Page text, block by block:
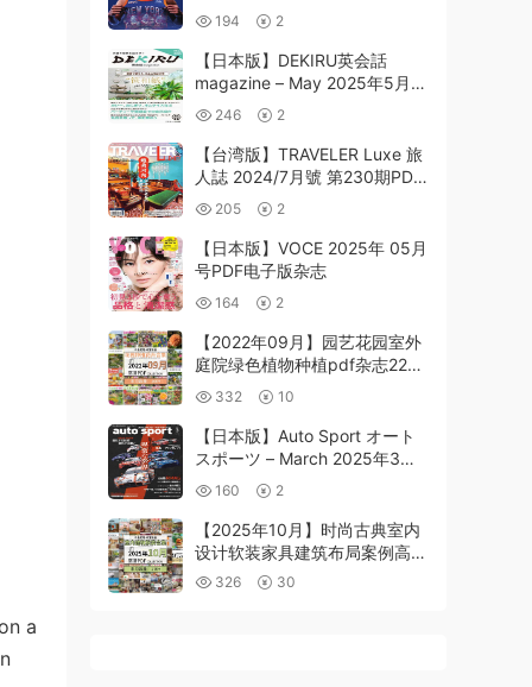
a
版 194 2
【日本版】DEKIRU英会話
magazine – May 2025年5月
PDF电子版杂志
246 2
【台湾版】TRAVELER Luxe 旅
人誌 2024/7月號 第230期PDF
电子版下载阅读
205 2
【日本版】VOCE 2025年 05月
号PDF电子版杂志
164 2
【2022年09月】园艺花园室外
庭院绿色植物种植pdf杂志22年
09月打包（100+本）
332 10
【日本版】Auto Sport オート
スポーツ – March 2025年3月
PDF电子版杂志
160 2
【2025年10月】时尚古典室内
设计软装家具建筑布局案例高清
pdf杂志2025年10月打包
326 30